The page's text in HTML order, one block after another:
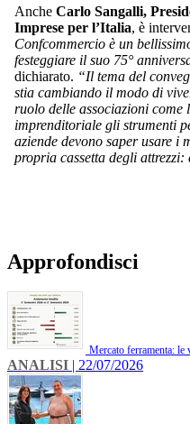
Anche Carlo Sangalli,
Imprese per l’Italia, è
Confcommercio è un
festeggiare il suo 75°
dichiarato. “Il tema del
stia cambiando il modo di
ruolo delle associazioni come
imprenditoriale gli strumenti
aziende devono saper usare
propria cassetta degli
Approfondisci
Mercato ferramenta: le
ANALISI | 22/07/2026